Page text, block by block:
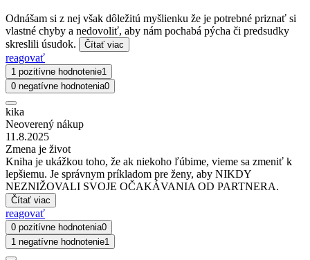
Odnášam si z nej však dôležitú myšlienku že je potrebné priznať si
vlastné chyby a nedovoliť, aby nám pochabá pýcha či predsudky
skreslili úsudok.
Čítať viac
reagovať
1 pozitívne hodnotenie1
0 negatívne hodnotenia0
kika
Neoverený nákup
11.8.2025
Zmena je život
Kniha je ukážkou toho, že ak niekoho ľúbime, vieme sa zmeniť k
lepšiemu. Je správnym príkladom pre ženy, aby NIKDY
NEZNIŽOVALI SVOJE OČAKÁVANIA OD PARTNERA.
Čítať viac
reagovať
0 pozitívne hodnotenia0
1 negatívne hodnotenie1